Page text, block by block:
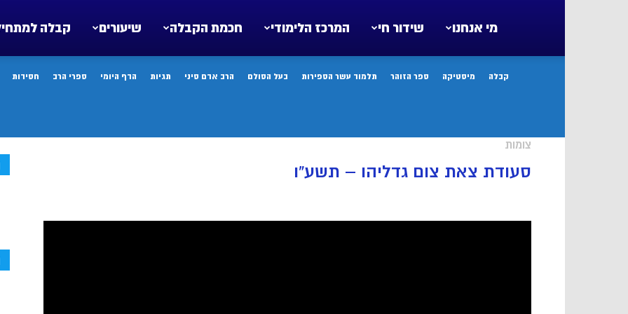
קבלה שיעורים חכמת הקבלה המרכז הלימודי שידור חי מי אנחנו
קבלה מיסטיקה ספר הזוהר תלמוד עשר הספירות בעל הסולם הרב אדם סיני תגיות הדף היומי ספרי הרב חסידות
צומות
סעודת צאת צום גדליהו – תשע”ו